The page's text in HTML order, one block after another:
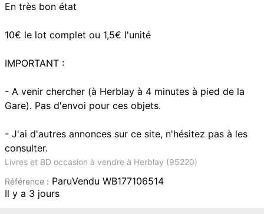
En très bon état
10€ le lot complet ou 1,5€ l'unité
IMPORTANT :
- A venir chercher (à Herblay à 4 minutes à pied de la
Gare). Pas d'envoi pour ces objets.
- J'ai d'autres annonces sur ce site, n'hésitez pas à les
consulter.
Livres et BD occasion à vendre à Herblay (95220)
Référence : ParuVendu WB177106514
Il y a 3 jours